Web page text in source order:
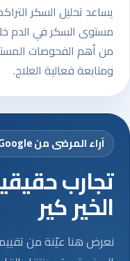
مستوى السكر في الدم
من أهم الفحوصات
ومتابعة فعالية العلاج.
آراء المرضى من Google
تجارب
الخير كير